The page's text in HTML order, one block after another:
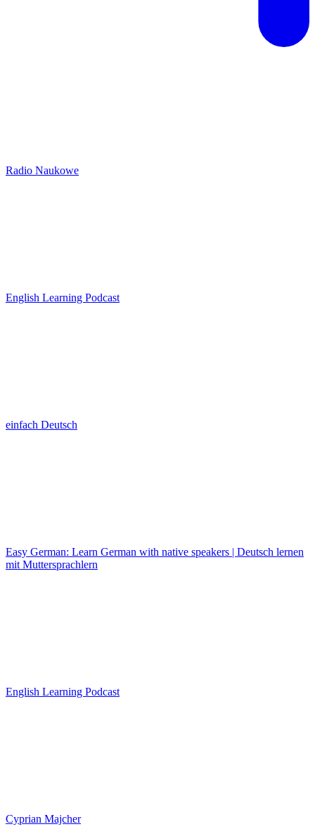
Radio Naukowe
English Learning Podcast
einfach Deutsch
Easy German: Learn German with native speakers | Deutsch lernen
mit Muttersprachlern
English Learning Podcast
Cyprian Majcher